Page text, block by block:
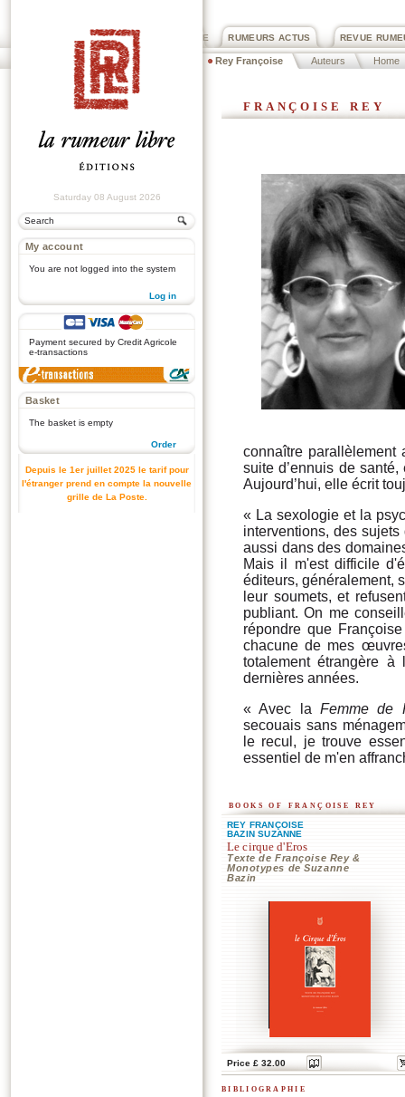
REVUE
RUMEURS ACTUS
PRIX ROGER DEXTRE
Rey Françoise Auteurs Home
Saturday 08 August 2026
My account
You are not logged into the system
Log in
Payment secured by Credit Agricole
e-transactions
Basket
The basket is empty
Order
Depuis le 1er juillet 2025 le tarif pour
l'étranger prend en compte la nouvelle
grille de La Poste.
françoise rey
connaître
suite d’ennuis de
Aujourd’hui, elle écrit
« La sexologie et la
interventions, des
aussi dans des
Mais il m'est difficile
éditeurs, généralement,
leur soumets, et
publiant. On me
répondre que
chacune de mes
totalement étrangère
dernières années.
« Avec la Femme de
secouais sans
le recul, je trouve
essentiel de m'en
books of françoise rey
REY FRANÇOISE
BAZIN SUZANNE
Le cirque d'Eros
Texte de Françoise Rey &
Monotypes de Suzanne
Bazin
Price £ 32.00
bibliographie